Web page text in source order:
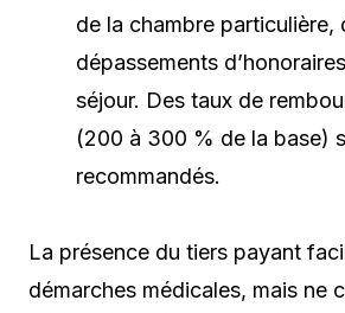
de la chambre particulière,
dépassements
séjour. Des taux de
(200 à 300 % de la base)
recommandés.
La présence du tiers payant
démarches médicales, mais ne